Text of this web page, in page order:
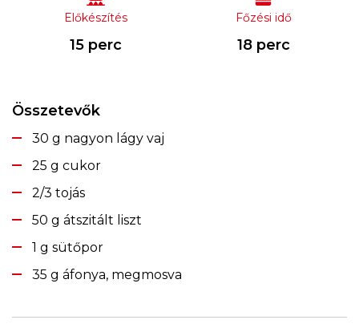
Előkészítés
15 perc
Főzési idő
18 perc
Összetevők
30 g nagyon lágy vaj
25 g cukor
2/3 tojás
50 g átszitált liszt
1 g sütőpor
35 g áfonya, megmosva